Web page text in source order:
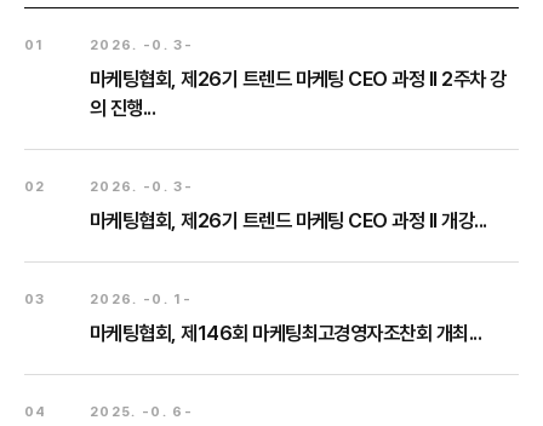
01 2026. -0. 3-
마케팅협회, 제26기 트렌드 마케팅 CEO 과정 II 2주차 강
의 진행...
02 2026. -0. 3-
마케팅협회, 제26기 트렌드 마케팅 CEO 과정 II 개강...
03 2026. -0. 1-
마케팅협회, 제146회 마케팅최고경영자조찬회 개최...
04 2025. -0. 6-